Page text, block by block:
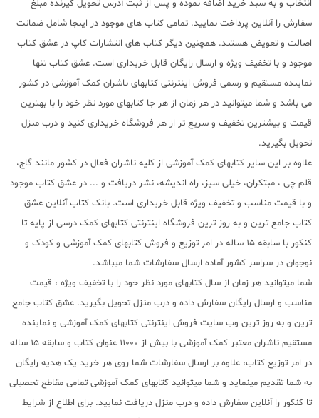
انتخاب و به سبد خرید اضافه نموده و پس از ثبت آدرس تحویل گیرنده مبلغ
سفارش را آنلاین پرداخت نمایید. تمامی کتاب های موجود در اینجا شامل ضمانت
اصالت و تعویض هستند. همچنین دیگر کتاب های انتشارات کاپ در عشق کتاب
موجود و با تخفیف ویژه و ارسال رایگان قابل خریداری است. عشق کتاب تنها
نماینده مستقیم و رسمی فروش اینترنتی کتابهای ناشران کمک آموزشی در کشور
می باشد و شما میتوانید در هر زمان از هر جا کتابهای مورد نظر خود را با بهترین
قیمت و بیشترین تخفیف و سریع تر از هر فروشگاه خریداری کنید و درب منزل
تحویل بگیرید.
علاوه بر این سایر کتابهای کمک آموزشی از کلیه ناشران فعال در کشور مانند گاج،
قلم چی ، مبتکران، خیلی سبز، راه اندیشه، نشر دریافت و ... در عشق کتاب موجود
و با قیمت مناسب و تخفیف ویژه قابل خریداری است. بانک کتاب آنلاین عشق
کتاب جامع ترین و به روز ترین فروشگاه اینترنتی کتابهای کمک درسی از پایه تا
کنکور با سابقه 15 ساله در امر توزیع و فروش کتابهای کمک آموزشی و کودک و
نوجوان در سراسر کشور آماده ارسال سفارشات شما میباشد.
شما میتوانید هر زمان از سال کتابهای مورد نظر خود را با تخفیف ویژه ، قیمت
مناسب و ارسال رایگان سفارش داده و درب منزل تحویل بگیرید. عشق کتاب جامع
ترین و به روز ترین وب سایت فروش اینترنتی کتابهای کمک آموزشی و نماینده
مستقیم ناشران معتبر کمک آموزشی با بیش از 11000 عنوان کتاب و سابقه 15 ساله
در امر توزیع کتاب، علاوه بر ارسال سفارشات شما روی هر خرید یک هدیه رایگان
به شما تقدیم مینماید و شما میتوانید کتابهای کمک آموزشی تمامی مقاطع تحصیلی
تا کنکور را آنلاین سفارش داده و درب منزل دریافت نمایید. برای اطلاع از شرایط